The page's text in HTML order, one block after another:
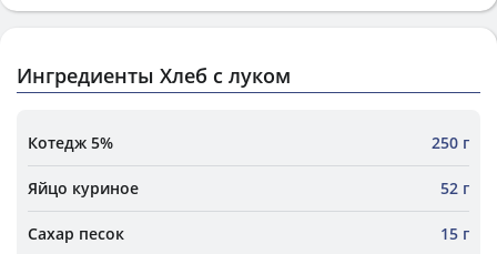
Ингредиенты Хлеб с луком
Котедж 5% 250 г
Яйцо куриное 52 г
Сахар песок 15 г